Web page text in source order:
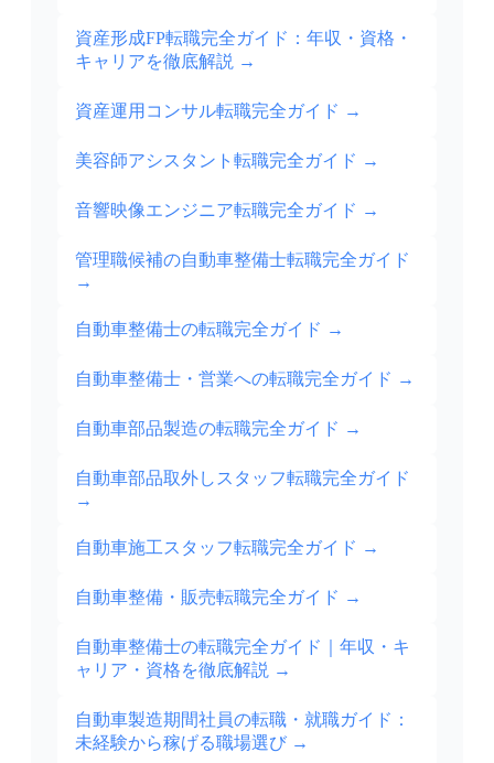
資産形成FP転職完全ガイド：年収・資格・
キャリアを徹底解説 →
資産運用コンサル転職完全ガイド →
美容師アシスタント転職完全ガイド →
音響映像エンジニア転職完全ガイド →
管理職候補の自動車整備士転職完全ガイド
→
自動車整備士の転職完全ガイド →
自動車整備士・営業への転職完全ガイド →
自動車部品製造の転職完全ガイド →
自動車部品取外しスタッフ転職完全ガイド
→
自動車施工スタッフ転職完全ガイド →
自動車整備・販売転職完全ガイド →
自動車整備士の転職完全ガイド｜年収・キ
ャリア・資格を徹底解説 →
自動車製造期間社員の転職・就職ガイド：
未経験から稼げる職場選び →